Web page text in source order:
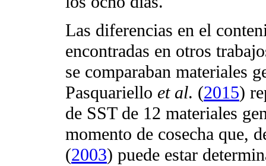
Las diferencias en el
encontradas en otros
se comparaban materiales
Pasquariello et al. (2015)
de SST de 12 materiales
momento de cosecha que,
(2003) puede estar